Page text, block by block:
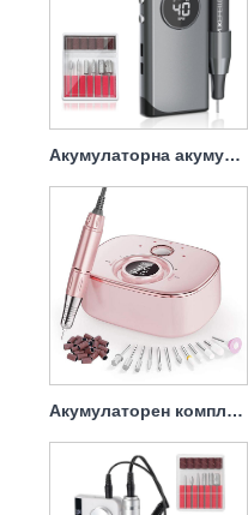
Акумулаторна акумулаторна бормашина за нокти Professional 45w 40000rpm